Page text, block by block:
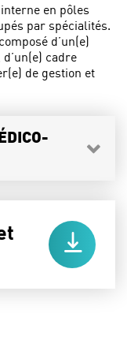
en pôles
par spécialités.
d’un(e)
cadre
de gestion et